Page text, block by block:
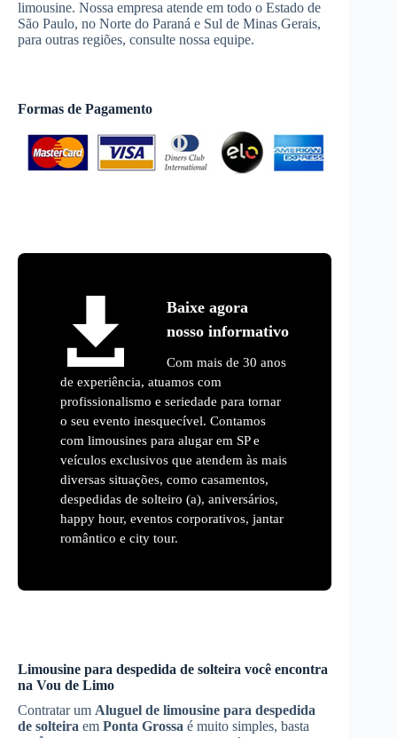
limousine. Nossa empresa atende em todo o Estado de
São Paulo, no Norte do Paraná e Sul de Minas Gerais,
para outras regiões, consulte nossa equipe.
Formas de Pagamento
Baixe agora
nosso informativo
Com mais de 30 anos
de experiência, atuamos com
profissionalismo e seriedade para tornar
o seu evento inesquecível. Contamos
com limousines para alugar em SP e
veículos exclusivos que atendem às mais
diversas situações, como casamentos,
despedidas de solteiro (a), aniversários,
happy hour, eventos corporativos, jantar
romântico e city tour.
Limousine para despedida de solteira você encontra
na Vou de Limo
Contratar um Aluguel de limousine para despedida
de solteira em Ponta Grossa é muito simples, basta